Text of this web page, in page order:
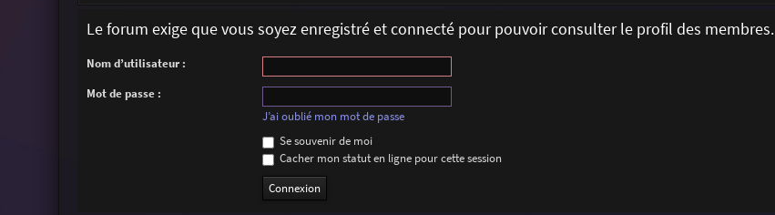
Le forum exige que vous soyez enregistré et connecté pour pouvoir consulter le profil des membres.
Nom d’utilisateur :
Mot de passe :
J’ai oublié mon mot de passe
Se souvenir de moi
Cacher mon statut en ligne pour cette session